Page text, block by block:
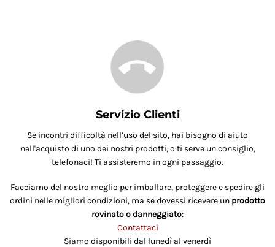
Servizio Clienti
Se incontri difficoltà nell’uso del sito, hai bisogno di aiuto
nell'acquisto di uno dei nostri prodotti, o ti serve un consiglio,
telefonaci! Ti assisteremo in ogni passaggio.
Facciamo del nostro meglio per imballare, proteggere e spedire gli
ordini nelle migliori condizioni, ma se dovessi ricevere un prodotto
rovinato o danneggiato:
Contattaci
Siamo disponibili dal lunedì al venerdì